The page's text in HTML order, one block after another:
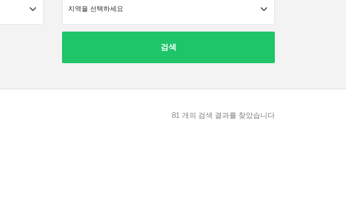
검색
81 개의 검색 결과를 찾았습니다